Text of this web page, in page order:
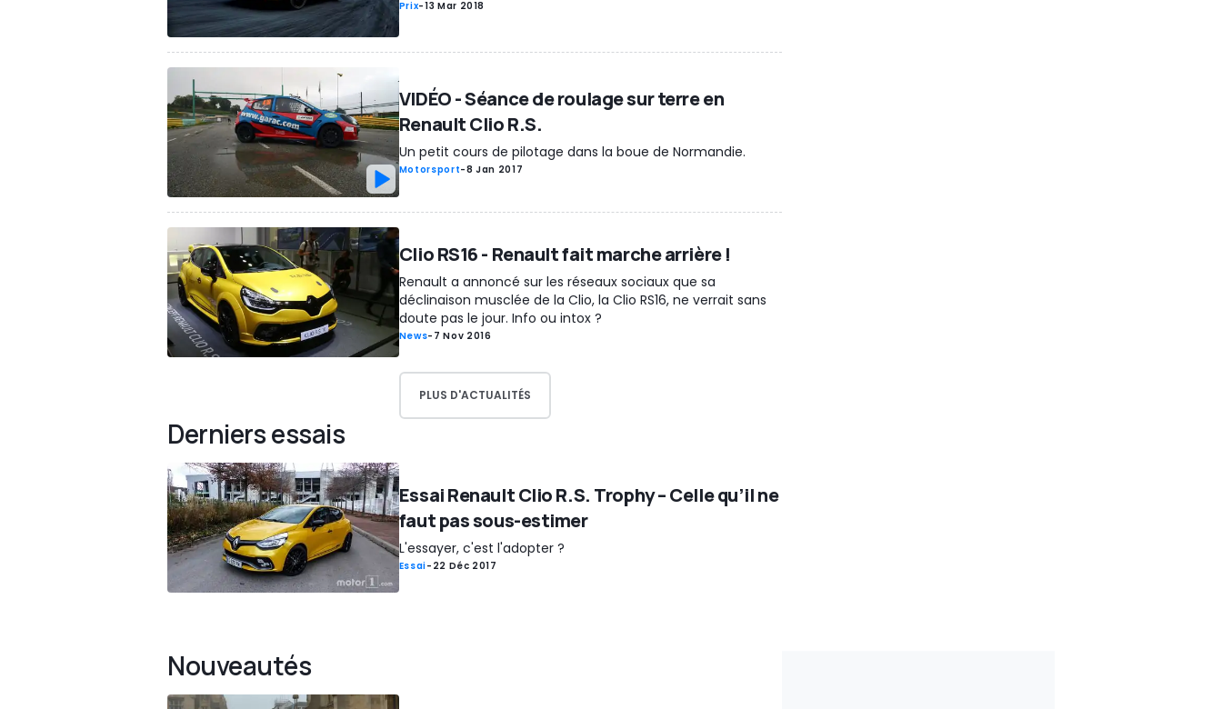
Prix-13 Mar 2018
VIDÉO - Séance de roulage sur terre en
Renault Clio R.S.
Un petit cours de pilotage dans la boue de Normandie.
Motorsport-8 Jan 2017
Clio RS16 - Renault fait marche arrière !
Renault a annoncé sur les réseaux sociaux que sa
déclinaison musclée de la Clio, la Clio RS16, ne verrait sans
doute pas le jour. Info ou intox ?
News- 7 Nov 2016
PLUS D'ACTUALITÉS
Derniers essais
Essai Renault Clio R.S. Trophy – Celle qu’il ne
faut pas sous-estimer
L'essayer, c'est l'adopter ?
Essai- 22 Déc 2017
Nouveautés